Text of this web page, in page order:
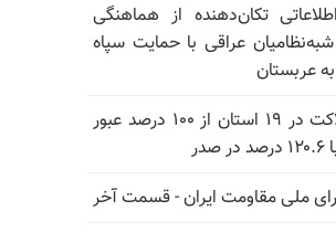
تکان‌دهنده از هماهنگی
عراقی با حمایت سپاه
عربستان
شاخص فلاکت در ۱۹ استان از ۱۰۰ درصد عبور
ملی مقاومت ایران - قسمت آخر